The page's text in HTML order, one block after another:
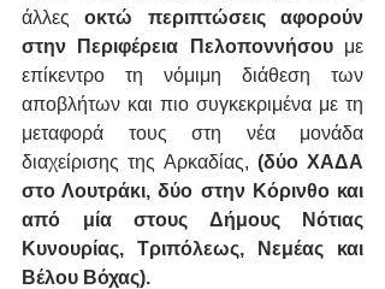
άλλες οκτώ περιπτώσεις αφορούν
στην Περιφέρεια Πελοποννήσου με
επίκεντρο τη νόμιμη διάθεση των
αποβλήτων και πιο συγκεκριμένα με τη
μεταφορά τους στη νέα μονάδα
διαχείρισης της Αρκαδίας, (δύο ΧΑΔΑ
στο Λουτράκι, δύο στην Κόρινθο και
από μία στους Δήμους Νότιας
Κυνουρίας, Τριπόλεως, Νεμέας και
Βέλου Βόχας).